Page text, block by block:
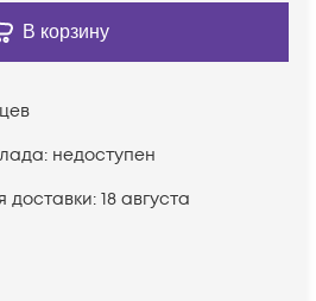
В корзину
недоступен
доставки: 18 августа